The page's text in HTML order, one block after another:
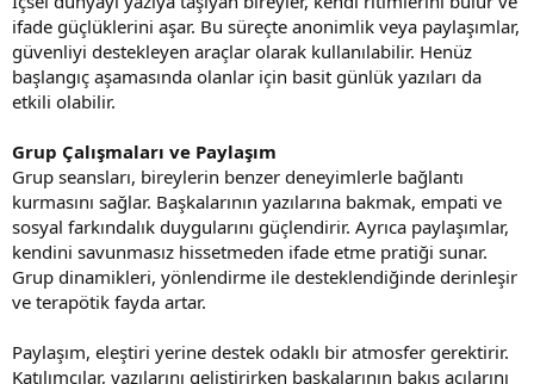
ifade güçlüklerini aşar. Bu süreçte anonimlik veya paylaşımlar,
güvenliyi destekleyen araçlar olarak kullanılabilir. Henüz
başlangıç aşamasında olanlar için basit günlük yazıları da
etkili olabilir.
Grup Çalışmaları ve Paylaşım
Grup seansları, bireylerin benzer deneyimlerle bağlantı
kurmasını sağlar. Başkalarının yazılarına bakmak, empati ve
sosyal farkındalık duygularını güçlendirir. Ayrıca paylaşımlar,
kendini savunmasız hissetmeden ifade etme pratiği sunar.
Grup dinamikleri, yönlendirme ile desteklendiğinde derinleşir
ve terapötik fayda artar.
Paylaşım, eleştiri yerine destek odaklı bir atmosfer gerektirir.
Katılımcılar, yazılarını geliştirirken başkalarının bakış açılarını